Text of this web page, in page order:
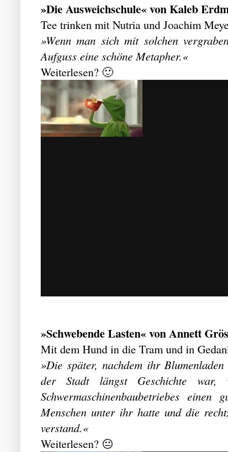
»Die Ausweichschule« von Kaleb
Tee trinken mit Nutria und Joachim
»Wenn man sich mit solchen
Aufguss eine schöne Metapher.«
Weiterlesen? 🙂
»Schwebende Lasten« von Annett
Mit dem Hund in die Tram und in
»Die später, nachdem ihr
der Stadt längst Geschichte
Schwermaschinenbaubetriebes
Menschen unter ihr hatte und die
verstand.«
Weiterlesen? 😐